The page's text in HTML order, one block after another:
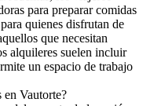
para preparar comidas
quienes disfrutan de
que necesitan
alquileres suelen incluir
un espacio de trabajo
en Vautorte?